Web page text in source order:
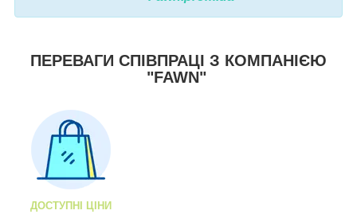
ПЕРЕВАГИ СПІВПРАЦІ З КОМПАНІЄЮ
"FAWN"
ДОСТУПНІ ЦІНИ